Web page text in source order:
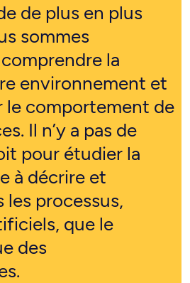
de plus en plus
sommes
la
environnement et
le comportement de
Il n’y a pas de
pour étudier la
à décrire et
processus,
que le
des